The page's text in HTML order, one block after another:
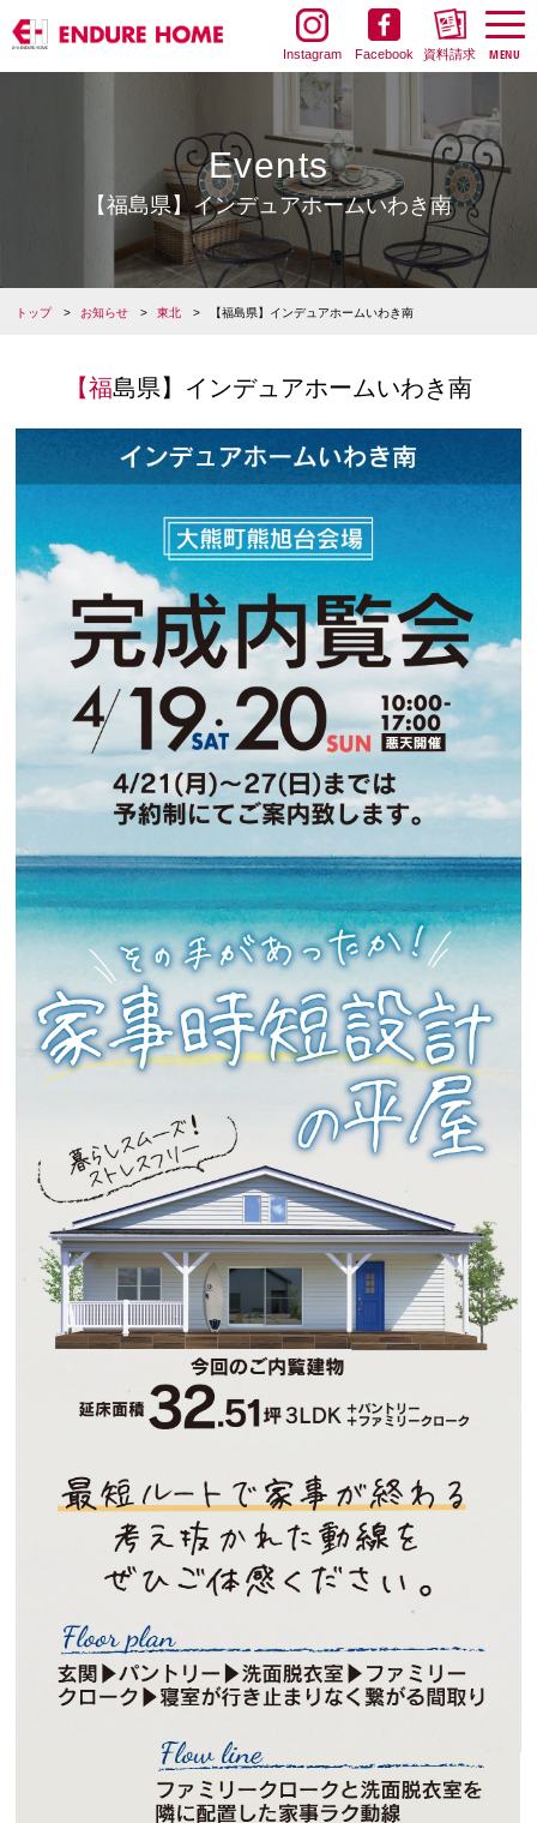
Instagram Facebook 資料請求
Events
【福島県】インデュアホームいわき南
トップ お知らせ 東北 【福島県】インデュアホームいわき南
【福島県】インデュアホームいわき南